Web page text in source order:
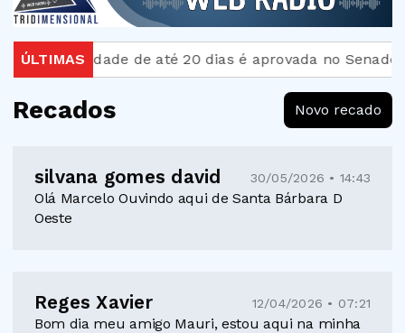
ÚLTIMASde até 20 dias é aprovada no Senado
Recados Novo recado
silvana gomes david 30/05/2026 • 14:43
Olá Marcelo Ouvindo aqui de Santa Bárbara D
Oeste
Reges Xavier 12/04/2026 • 07:21
Bom dia meu amigo Mauri, estou aqui na minha